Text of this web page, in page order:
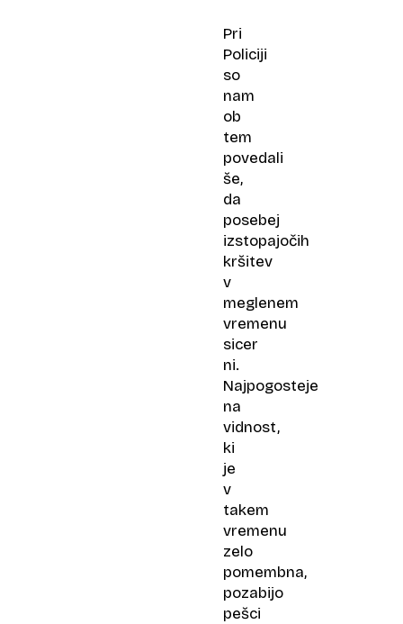
Pri
Policiji
so
nam
ob
tem
povedali
še,
da
posebej
izstopajočih
kršitev
v
meglenem
vremenu
sicer
ni.
Najpogosteje
na
vidnost,
ki
je
v
takem
vremenu
zelo
pomembna,
pozabijo
pešci